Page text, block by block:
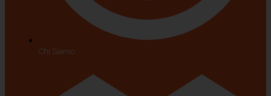
Chi Siamo